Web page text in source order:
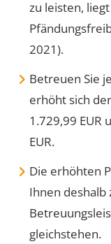
zu leisten,
2021).
Betreuen Sie
erhöht sich
1.729,99 EUR
EUR.
Die erhöhten
Ihnen deshalb
gleichstehen.